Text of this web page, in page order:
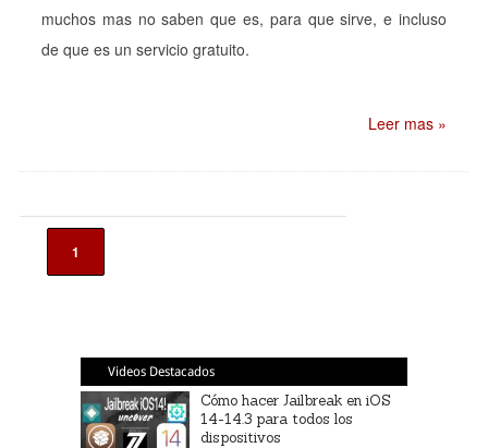
muchos mas no saben que es, para que sirve, e incluso
de que es un servicio gratuito.
Leer mas »
1
Videos Destacados
Cómo hacer Jailbreak en iOS
14-14.3 para todos los
dispositivos